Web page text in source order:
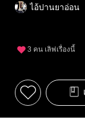
ไอ้ปานยาอ่อน
3 คน เลิฟเรื่องนี้